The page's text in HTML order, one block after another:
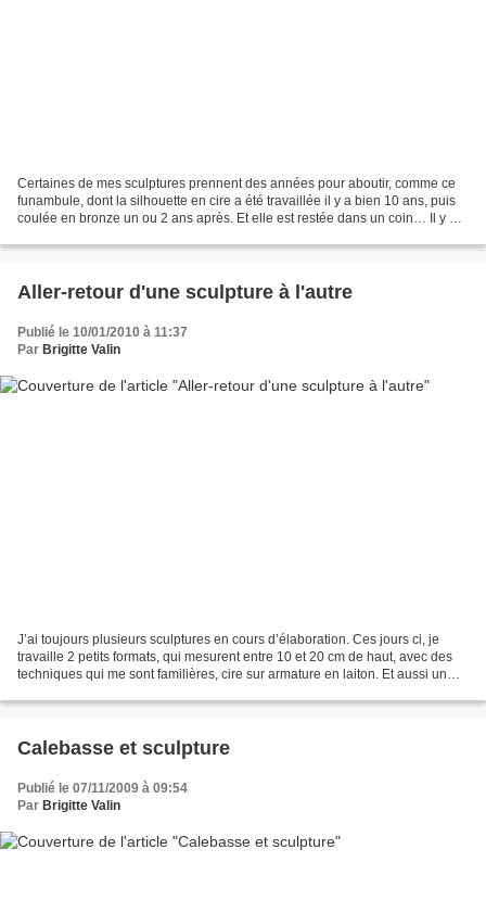
Certaines de mes sculptures prennent des années pour aboutir, comme ce
funambule, dont la silhouette en cire a été travaillée il y a bien 10 ans, puis
coulée en bronze un ou 2 ans après. Et elle est restée dans un coin… Il y a
Aller-retour d'une sculpture à l'autre
Publié le 10/01/2010 à 11:37
Par Brigitte Valin
J’ai toujours plusieurs sculptures en cours d’élaboration. Ces jours ci, je
travaille 2 petits formats, qui mesurent entre 10 et 20 cm de haut, avec des
techniques qui me sont familières, cire sur armature en laiton. Et aussi un
Calebasse et sculpture
Publié le 07/11/2009 à 09:54
Par Brigitte Valin